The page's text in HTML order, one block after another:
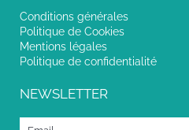
Conditions générales
Politique de Cookies
Mentions légales
Politique de confidentialité
NEWSLETTER